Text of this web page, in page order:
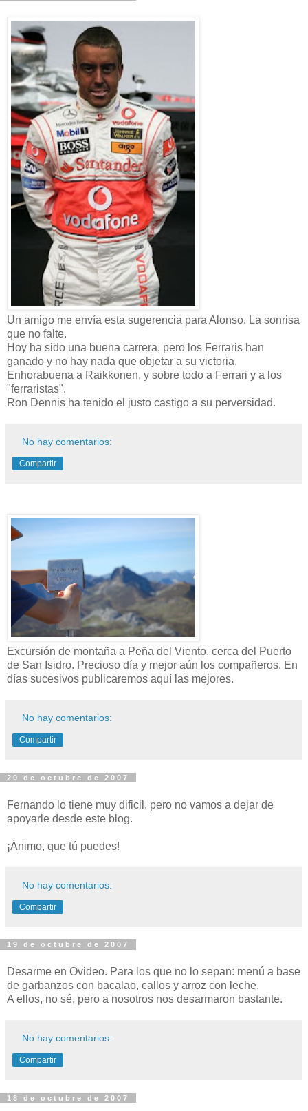
Un amigo me envía esta sugerencia para Alonso. La sonrisa
que no falte.
Hoy ha sido una buena carrera, pero los Ferraris han
ganado y no hay nada que objetar a su victoria.
Enhorabuena a Raikkonen, y sobre todo a Ferrari y a los
"ferraristas".
Ron Dennis ha tenido el justo castigo a su perversidad.
No hay comentarios:
Compartir
Excursión de montaña a Peña del Viento, cerca del Puerto
de San Isidro. Precioso día y mejor aún los compañeros. En
días sucesivos publicaremos aquí las mejores.
No hay comentarios:
Compartir
20 de octubre de 2007
Fernando lo tiene muy dificil, pero no vamos a dejar de
apoyarle desde este blog.
¡Ánimo, que tú puedes!
No hay comentarios:
Compartir
19 de octubre de 2007
Desarme en Ovideo. Para los que no lo sepan: menú a base
de garbanzos con bacalao, callos y arroz con leche.
A ellos, no sé, pero a nosotros nos desarmaron bastante.
No hay comentarios:
Compartir
18 de octubre de 2007